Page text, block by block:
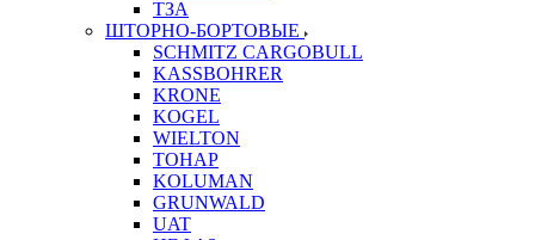
ТЗА
ШТОРНО-БОРТОВЫЕ
SCHMITZ CARGOBULL
KASSBOHRER
KRONE
KOGEL
WIELTON
ТОНАР
KOLUMAN
GRUNWALD
UAT